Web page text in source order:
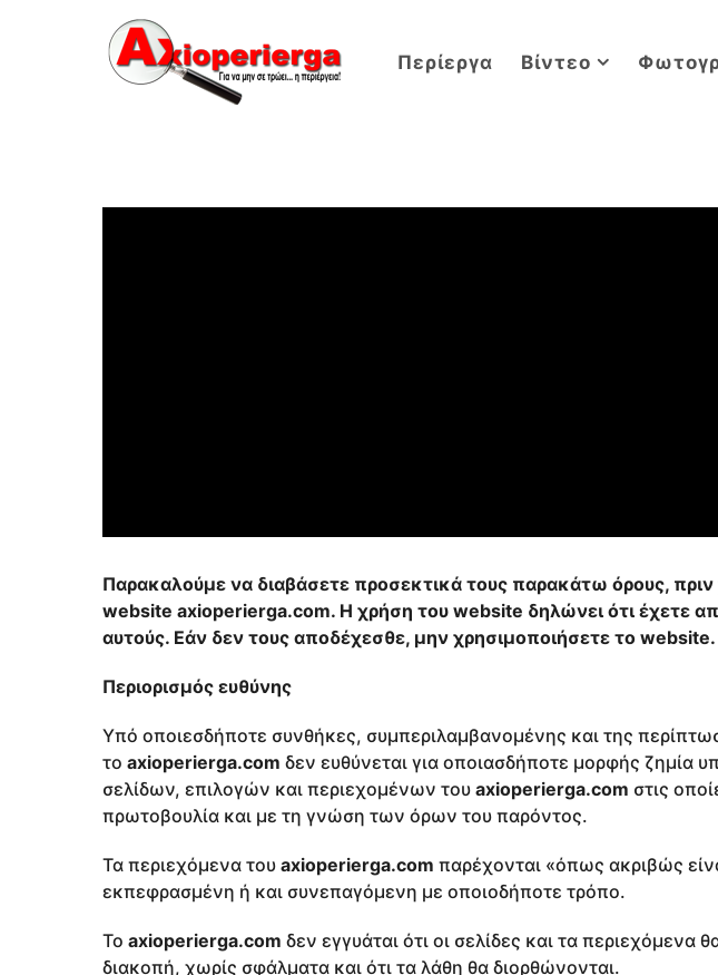
Περίεργα Βίντεο
Παρακαλούμε να διαβάσετε προσεκτικά τους παρακάτω όρους, πριν
website axioperierga.com. Η χρήση του website δηλώνει ότι έχετε
αυτούς. Εάν δεν τους αποδέχεσθε, μην χρησιμοποιήσετε το website.
Περιορισμός ευθύνης
Υπό οποιεσδήποτε συνθήκες, συμπεριλαμβανομένης και της
το axioperierga.com δεν ευθύνεται για οποιασδήποτε μορφής ζημία
σελίδων, επιλογών και περιεχομένων του axioperierga.com στις
πρωτοβουλία και με τη γνώση των όρων του παρόντος.
Τα περιεχόμενα του axioperierga.com παρέχονται «όπως ακριβώς
εκπεφρασμένη ή και συνεπαγόμενη με οποιοδήποτε τρόπο.
Το axioperierga.com δεν εγγυάται ότι οι σελίδες και τα περιεχόμενα
διακοπή, χωρίς σφάλματα και ότι τα λάθη θα διορθώνονται.